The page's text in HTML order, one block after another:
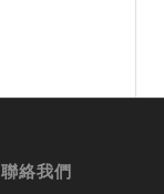
聯絡我們